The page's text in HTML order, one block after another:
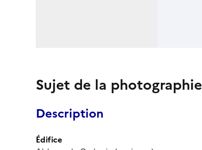
Sujet de la photographie
Description
Édifice